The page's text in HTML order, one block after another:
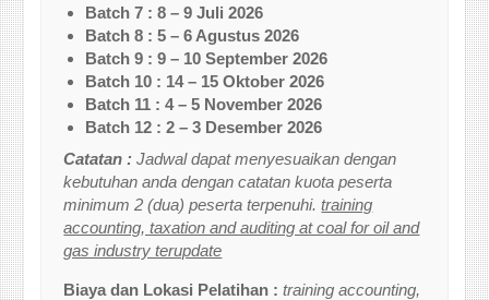
Batch 7 : 8 – 9 Juli 2026
Batch 8 : 5 – 6 Agustus 2026
Batch 9 : 9 – 10 September 2026
Batch 10 : 14 – 15 Oktober 2026
Batch 11 : 4 – 5 November 2026
Batch 12 : 2 – 3 Desember 2026
Catatan :Jadwal dapat menyesuaikan dengan
kebutuhan anda dengan catatan kuota peserta
minimum 2 (dua) peserta terpenuhi.training
accounting, taxation and auditing at coal for oil and
gas industry terupdate
Biaya dan Lokasi Pelatihan :training accounting,